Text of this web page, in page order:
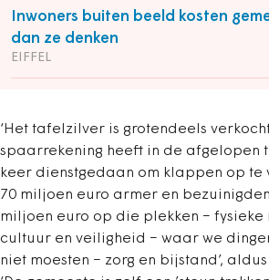
Inwoners buiten beeld kosten
dan ze denken
EIFFEL
‘Het tafelzilver is grotendeels
spaarrekening heeft in de afgelopen
keer dienstgedaan om klappen op te
70 miljoen euro armer en
miljoen euro op die plekken − fysieke
cultuur en veiligheid − waar we
niet moesten − zorg en bijstand’,